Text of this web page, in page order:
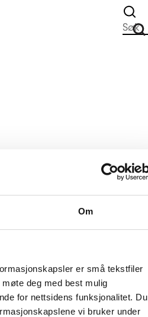
Om
er små tekstfiler
deg med best mulig
for nettsidens funksjonalitet. Du
vi bruker under
Søk etter
Søk